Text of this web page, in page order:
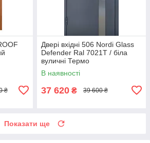
₴
Двері вхідні 506 Nordi Glass
Defender Ral 7021T / біла
вуличні Термо
В наявності
37 620 ₴ 39 600 ₴
Показати ще